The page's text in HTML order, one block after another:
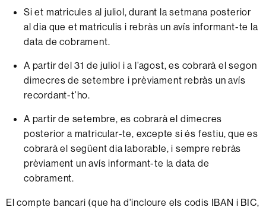
Si et matricules al juliol, durant la setmana posterior
al dia que et matriculis i rebràs un avís informant-te la
data de cobrament.
A partir del 31 de juliol i a l’agost, es cobrarà el segon
dimecres de setembre i prèviament rebràs un avís
recordant-t’ho.
A partir de setembre, es cobrarà el dimecres
posterior a matricular-te, excepte si és festiu, que es
cobrarà el següent dia laborable, i sempre rebràs
prèviament un avís informant-te la data de
cobrament.
El compte bancari (que ha d'incloure els codis IBAN i BIC,